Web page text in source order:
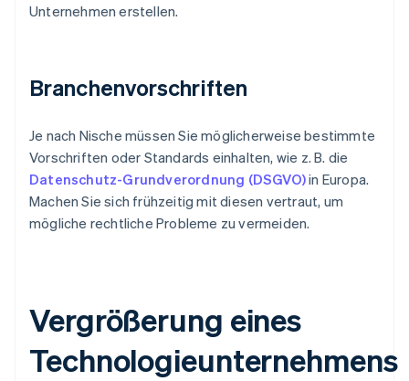
Unternehmen erstellen.
Branchenvorschriften
Je nach Nische müssen Sie möglicherweise bestimmte
Vorschriften oder Standards einhalten, wie z. B. die
Datenschutz-Grundverordnung (DSGVO)in Europa.
Machen Sie sich frühzeitig mit diesen vertraut, um
mögliche rechtliche Probleme zu vermeiden.
Vergrößerung eines
Technologieunternehmens